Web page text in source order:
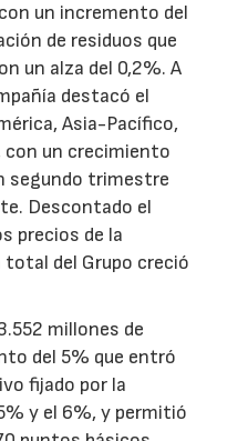
un incremento del
de residuos que
un alza del 0,2%. A
destacó el
Asia-Pacífico,
con un crecimiento
segundo trimestre
Descontado el
precios de la
del Grupo creció
millones de
del 5% que entró
fijado por la
y el 6%, y permitió